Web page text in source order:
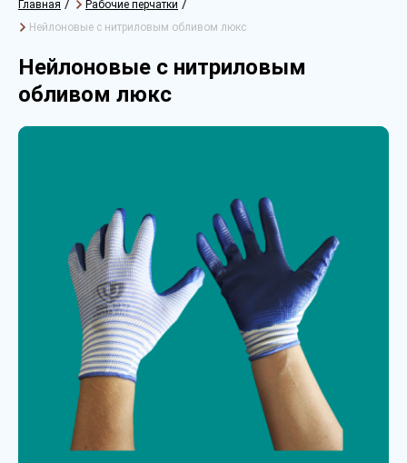
Главная Рабочие перчатки
Нейлоновые с нитриловым обливом люкс
Нейлоновые с нитриловым
обливом люкс